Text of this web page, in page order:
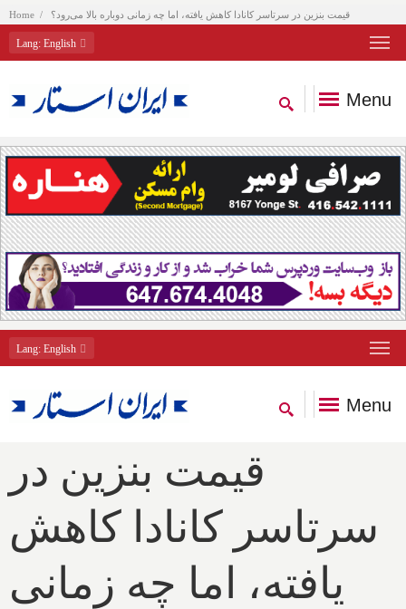
Home قیمت بنزین در سرتاسر کانادا کاهش یافته، اما چه زمانی دوباره بالا می‌رود؟
Lang: English
Menu
Lang: English
Menu
قیمت بنزین در
سرتاسر کانادا کاهش
یافته، اما چه زمانی